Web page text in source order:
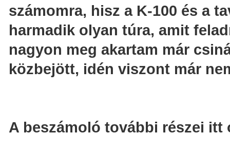
számomra, hisz a K-100 és a
harmadik olyan túra, amit
nagyon meg akartam már
közbejött, idén viszont már
A beszámoló további részei itt